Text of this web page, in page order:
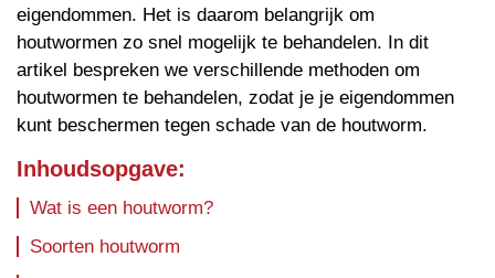
eigendommen. Het is daarom belangrijk om
houtwormen zo snel mogelijk te behandelen. In dit
artikel bespreken we verschillende methoden om
houtwormen te behandelen, zodat je je eigendommen
kunt beschermen tegen schade van de houtworm.
Inhoudsopgave:
Wat is een houtworm?
Soorten houtworm